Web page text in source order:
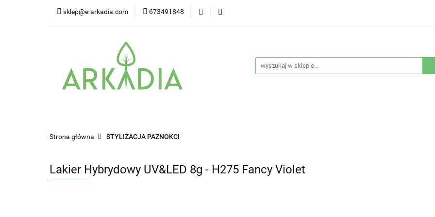
sklep@e-arkadia.com 673491848
Kategorie Producenci
Strona główna STYLIZACJA PAZNOKCI
Lakier Hybrydowy UV&LED 8g - H275 Fancy Violet